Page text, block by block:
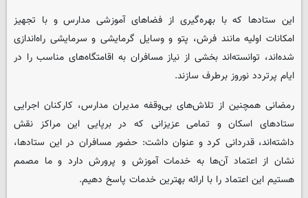
این ستادها که با بهره‌گیری از فضاهای آموزشی مدارس و با تجهیز
امکانات اولیه مانند فرش، پتو و وسایل گرمایشی و سرمایشی راه‌اندازی
شده‌اند، توانسته‌اند بخشی از نیاز مسافران به اقامتگاه‌های مناسب را در
ایام پرتردد نوروز برطرف سازند.
رمضانی همچنین از تلاش‌های بی‌وقفه مدیران مدارس، کارکنان اجرایی
ستادهای اسکان و تمامی عزیزانی که در برپایی این مراکز نقش
داشته‌اند، قدردانی کرد و عنوان داشت: حضور مسافران در این ستادها،
نشان از اعتماد آن‌ها به خدمات آموزش و پرورش دارد و ما مصمم
هستیم این اعتماد را با ارائه بهترین خدمات پاسخ دهیم.